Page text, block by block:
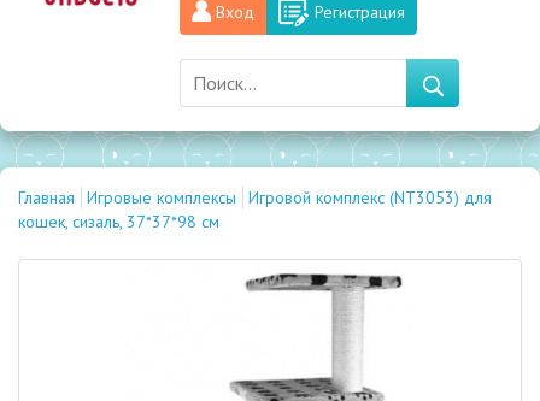
Вход Регистрация
Главная Игровые комплексы
Игровой комплекс (NT3053) для
кошек, сизаль, 37*37*98 см